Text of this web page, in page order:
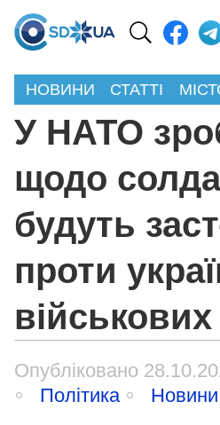
НОВИНИ СТАТТІ
У НАТО
щодо
будуть
проти
військових
Опубліковано
Політика
Новини